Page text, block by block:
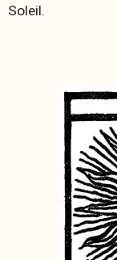
Soleil.